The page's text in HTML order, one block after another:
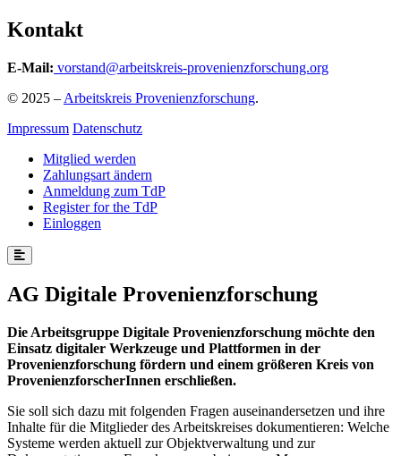
Kontakt
E-Mail: vorstand@arbeitskreis-provenienzforschung.org
© 2025 – Arbeitskreis Provenienzforschung.
Impressum Datenschutz
Mitglied werden
Zahlungsart ändern
Anmeldung zum TdP
Register for the TdP
Einloggen
AG Digitale Provenienzforschung
Die Arbeitsgruppe Digitale Provenienzforschung möchte den
Einsatz digitaler Werkzeuge und Plattformen in der
Provenienzforschung fördern und einem größeren Kreis von
ProvenienzforscherInnen erschließen.
Sie soll sich dazu mit folgenden Fragen auseinandersetzen und ihre
Inhalte für die Mitglieder des Arbeitskreises dokumentieren: Welche
Systeme werden aktuell zur Objektverwaltung und zur